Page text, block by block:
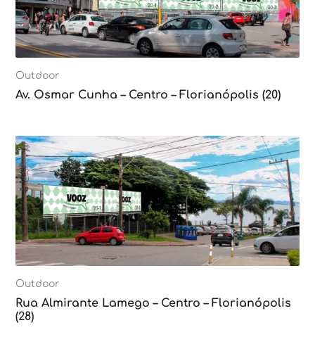
Outdoor
Av. Osmar Cunha – Centro – Florianópolis (20)
Outdoor
Rua Almirante Lamego – Centro – Florianópolis
(28)